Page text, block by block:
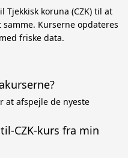
Tjekkisk koruna (CZK) til at
Kurserne opdateres
friske data.
at afspejle de nyeste
CZK-kurs fra min